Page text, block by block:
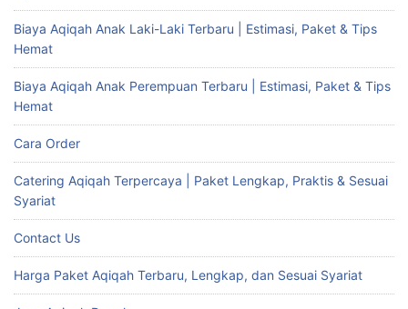
Biaya Aqiqah Anak Laki-Laki Terbaru | Estimasi, Paket & Tips
Hemat
Biaya Aqiqah Anak Perempuan Terbaru | Estimasi, Paket & Tips
Hemat
Cara Order
Catering Aqiqah Terpercaya | Paket Lengkap, Praktis & Sesuai
Syariat
Contact Us
Harga Paket Aqiqah Terbaru, Lengkap, dan Sesuai Syariat